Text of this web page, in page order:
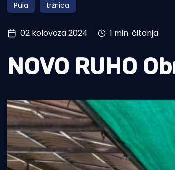
Pomorstvo
Ribolov
Tradicija i kultura
Pula tržnica
02 kolovoza 2024 1 min. čitanja
NOVO RUHO